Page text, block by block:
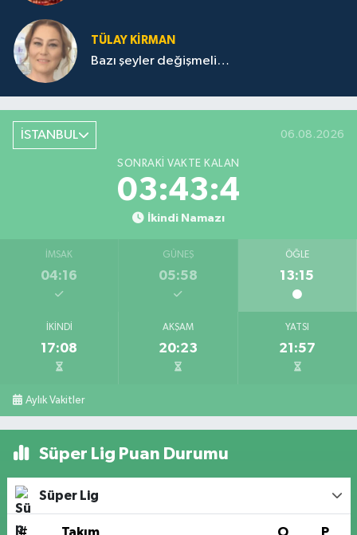
TÜLAY KİRMAN
Bazı şeyler değişmeli…
İSTANBUL 06.08.2026
SONRAKI VAKTE KALAN
03:43:4
İkindi Namazı
İMSAK
04:16
GÜNEŞ
05:58
ÖĞLE
13:15
İKINDI
17:08
AKŞAM
20:23
YATSI
21:57
Aylık Vakitler
Süper Lig Puan Durumu
Süper Lig